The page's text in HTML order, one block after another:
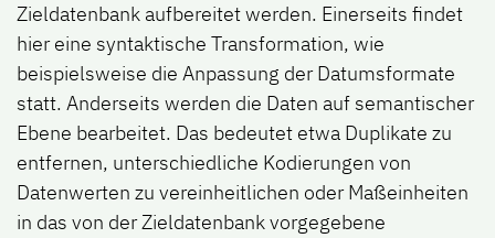
Zieldatenbank aufbereitet werden. Einerseits findet
hier eine syntaktische Transformation, wie
beispielsweise die Anpassung der Datumsformate
statt. Anderseits werden die Daten auf semantischer
Ebene bearbeitet. Das bedeutet etwa Duplikate zu
entfernen, unterschiedliche Kodierungen von
Datenwerten zu vereinheitlichen oder Maßeinheiten
in das von der Zieldatenbank vorgegebene